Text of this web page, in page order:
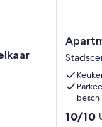
Ensuite
with
Bath-
Sun
Valley
10.0
10/10